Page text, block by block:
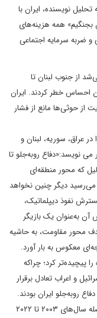
نویسنده، ایران با
بجنگیم» همه هزینه‌های
ضربه سرمایه اجتماعی
از جنوب لبنان تا
احساس خطر کردند. ایران
از حوثی‌ها مانع از فشار
عراق، سوریه، لبنان و
می نویسد:‌«دفاع روبه‌جلو تا
که محور منطقه‌ای
می‌رسید دیگر چنین نخواهد
نفوذ دیپلماتیک،
آن به‌عنوان یک بازیگر
محور مقاومت، به حاشیه
معکوس به بار آورد.
پیچیده‌تر کرد؛ چراکه
و اعراب تعادل برقرار
روبه‌جلو ایران بودند.
واقعیت این بود که موفقیت‌های دفاع روبه‌جلو در فاصله سال‌های ۲۰۰۳ تا ۲۰۲۲